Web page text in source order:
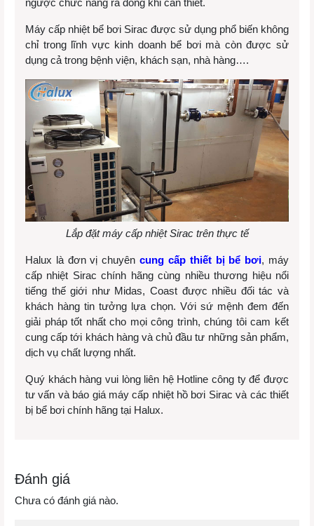
Máy cấp nhiệt bể bơi Sirac được sử dụng phổ biến không
chỉ trong lĩnh vực kinh doanh bể bơi mà còn được sử
dụng cả trong bệnh viện, khách sạn, nhà hàng….
Lắp đặt máy cấp nhiệt Sirac trên thực tế
Halux là đơn vị chuyêncung cấp thiết bị bể bơi, máy
cấp nhiệt Sirac chính hãng cùng nhiều thương hiệu nổi
tiếng thế giới như Midas, Coast được nhiều đối tác và
khách hàng tin tưởng lựa chọn. Với sứ mệnh đem đến
giải pháp tốt nhất cho mọi công trình, chúng tôi cam kết
cung cấp tới khách hàng và chủ đầu tư những sản phẩm,
dịch vụ chất lượng nhất.
Quý khách hàng vui lòng liên hệ Hotline công ty để được
tư vấn và báo giá máy cấp nhiệt hồ bơi Sirac và các thiết
bị bể bơi chính hãng tại Halux.
Đánh giá
Chưa có đánh giá nào.